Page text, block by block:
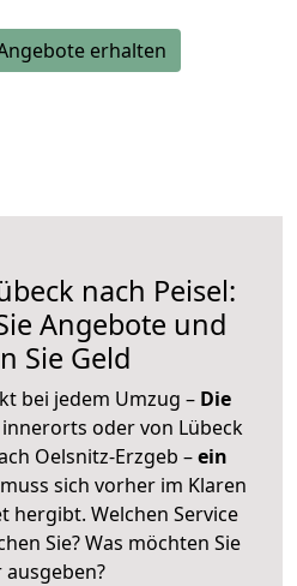
erhalten
nach Peisel:
Angebote und
Sie Geld
bei jedem Umzug – Die
oder von Lübeck
Oelsnitz-Erzgeb –ein
sich vorher im Klaren
hergibt. Welchen Service
Sie? Was möchten Sie